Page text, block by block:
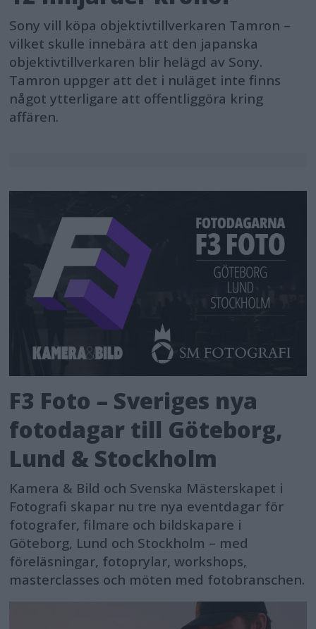
Sony vill köpa objektivtillverkaren Tamron –
vilket skulle innebära att den japanska
objektivtillverkaren blir helägd av Sony.
Tamron uppger att det i nuläget inte finns
något ytterligare att offentliggöra kring
affären.
F3 Foto – Sveriges nya
fotodagar till Göteborg,
Lund & Stockholm
Kamera & Bild och Svenska Mästerskapet i
Fotografi skapar nu tre nya eventdagar för
fotografer, filmare och bildskapare i
Göteborg, Lund och Stockholm – med
föreläsningar, fotoprylar, workshops,
masterclasses och möten med fotobranschen.